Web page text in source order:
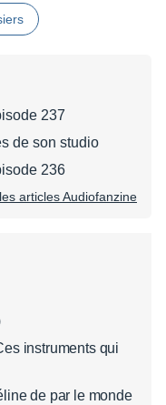
237
de son studio
236
articles Audiofanzine
instruments qui
de par le monde